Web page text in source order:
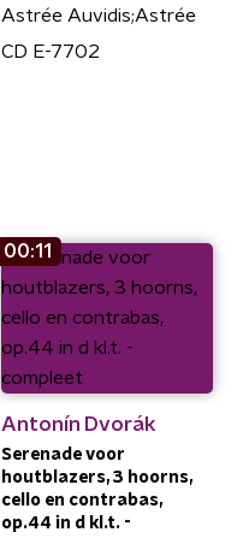
Astrée Auvidis;Astrée
CD E-7702
00:11
Antonín Dvorák
Serenade voor
houtblazers, 3 hoorns,
cello en contrabas,
op.44 in d kl.t. -